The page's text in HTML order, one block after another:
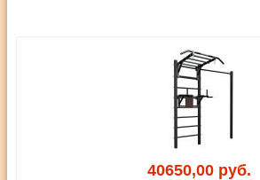
40650,00 руб.